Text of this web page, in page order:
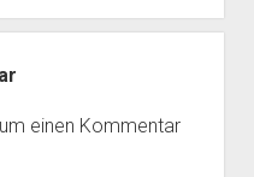
einen Kommentar